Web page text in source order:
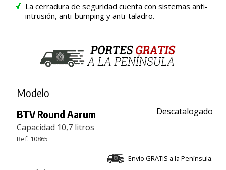
La cerradura de seguridad cuenta con sistemas anti-
intrusión, anti-bumping y anti-taladro.
Modelo
BTV Round Aarum
Capacidad 10,7 litros
Ref. 10865
Descatalogado
Envío GRATIS a la Península.